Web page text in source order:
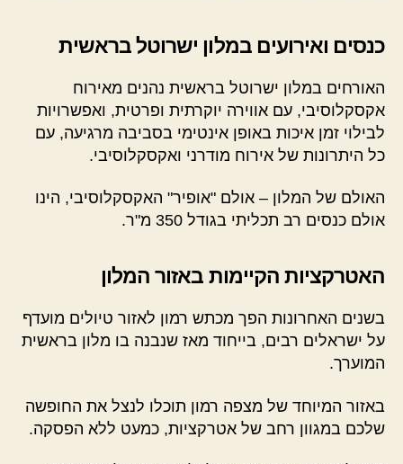
כנסים ואירועים במלון ישרוטל בראשית
האורחים במלון ישרוטל בראשית נהנים מאירוח
אקסקלוסיבי, עם אווירה יוקרתית ופרטית, ואפשרויות
לבילוי זמן איכות באופן אינטימי בסביבה מרגיעה, עם
כל היתרונות של אירוח מודרני ואקסקלוסיבי.
האולם של המלון – אולם "אופיר" האקסקלוסיבי, הינו
אולם כנסים רב תכליתי בגודל 350 מ"ר.
האטרקציות הקיימות באזור המלון
בשנים האחרונות הפך מכתש רמון לאזור טיולים מועדף
על ישראלים רבים, בייחוד מאז שנבנה בו מלון בראשית
המוערך.
באזור המיוחד של מצפה רמון תוכלו לנצל את החופשה
שלכם במגוון רחב של אטרקציות, כמעט ללא הפסקה.